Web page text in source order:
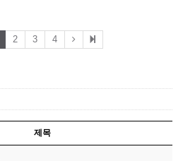
2 3 4
제목